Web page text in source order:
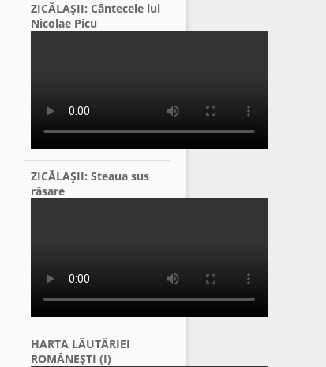
ZICĂLAŞII: Cântecele lui
Nicolae Picu
ZICĂLAŞII: Steaua sus
răsare
HARTA LĂUTĂRIEI
ROMÂNEŞTI (I)